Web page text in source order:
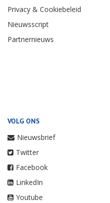
Privacy & Cookiebeleid
Nieuwsscript
Partnernieuws
VOLG ONS
Nieuwsbrief
Twitter
Facebook
LinkedIn
Youtube